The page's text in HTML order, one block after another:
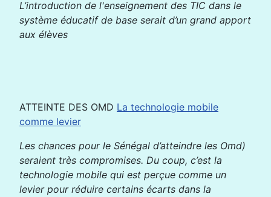
L’introduction de l'enseignement des TIC dans le
système éducatif de base serait d’un grand apport
aux élèves
ATTEINTE DES OMD La technologie mobile
comme levier
Les chances pour le Sénégal d’atteindre les Omd)
seraient très compromises. Du coup, c’est la
technologie mobile qui est perçue comme un
levier pour réduire certains écarts dans la